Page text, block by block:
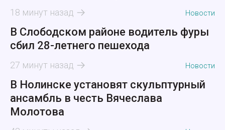
18 минут назад Новости
В Слободском районе водитель фуры
сбил 28-летнего пешехода
27 минут назад Новости
В Нолинске установят скульптурный
ансамбль в честь Вячеслава
Молотова